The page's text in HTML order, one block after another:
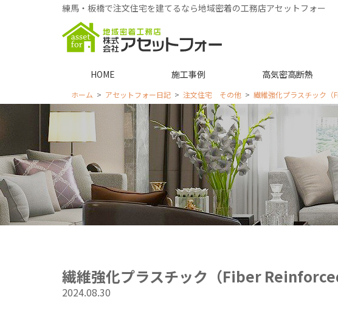
練馬・板橋で注文住宅を建てるなら地域密着の工務店アセットフォー
HOME 施工事例 高気密高断熱
ホーム アセットフォー日記 注文住宅 その他 繊維強化プラスチック（
繊維強化プラスチック（Fiber
2024.08.30